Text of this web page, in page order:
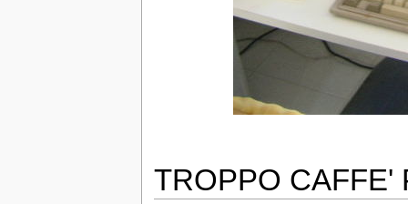
TROPPO CAFFE'